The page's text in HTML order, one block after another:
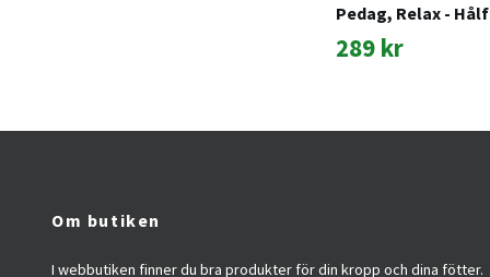
Pedag, Relax -
289 kr
Om butiken
I webbutiken finner du bra produkter för din kropp och dina fötter.